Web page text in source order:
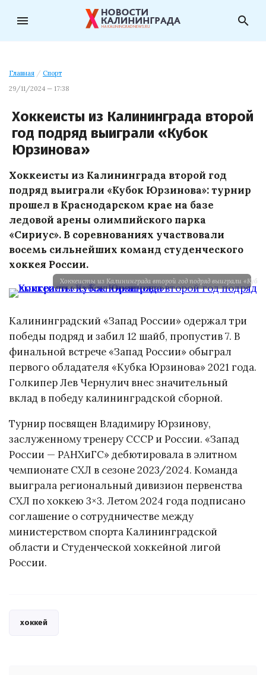
menu search
Главная / Спорт
29/11/2024 — 17:38
Хоккеисты из Калининграда второй
год подряд выиграли «Кубок
Юрзинова»
Хоккеисты из Калининграда второй год
подряд выиграли «Кубок Юрзинова»: турнир
прошел в Краснодарском крае на базе
ледовой арены олимпийского парка
«Сириус». В соревнованиях участвовали
восемь сильнейших команд студенческого
хоккея России.
Хоккеисты из Калининграда второй год подряд выиграли
Калининградский «Запад России» одержал три
победы подряд и забил 12 шайб, пропустив 7. В
финальной встрече «Запад России» обыграл
первого обладателя «Кубка Юрзинова» 2021 года.
Голкипер Лев Чернулич внес значительный
вклад в победу калининградской сборной.
Турнир посвящен Владимиру Юрзинову,
заслуженному тренеру СССР и России. «Запад
России — РАНХиГС» дебютировала в элитном
чемпионате СХЛ в сезоне 2023/2024. Команда
выиграла региональный дивизион первенства
СХЛ по хоккею 3×3. Летом 2024 года подписано
соглашение о сотрудничестве между
министерством спорта Калининградской
области и Студенческой хоккейной лигой
России.
хоккей